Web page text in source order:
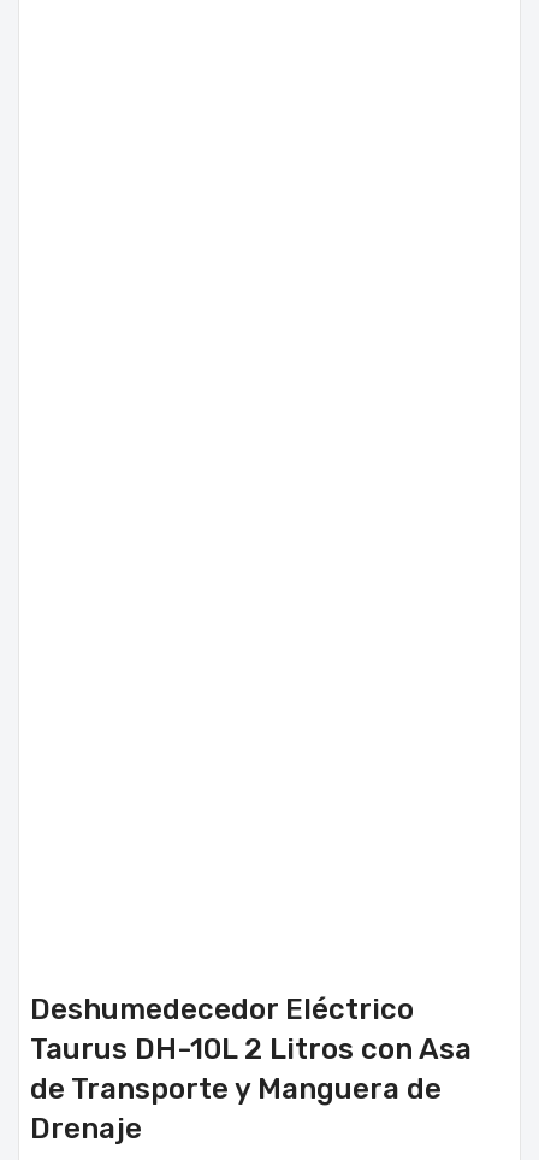
Deshumedecedor Eléctrico
Taurus DH-10L 2 Litros con Asa
de Transporte y Manguera de
Drenaje